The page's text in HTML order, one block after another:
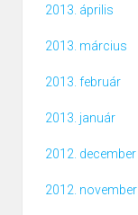
2013. április
2013. március
2013. február
2013. január
2012. december
2012. november